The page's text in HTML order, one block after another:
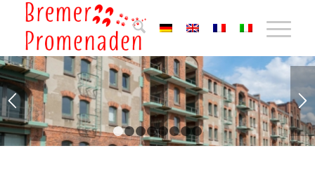
1 2 3 4 5 6 7 8